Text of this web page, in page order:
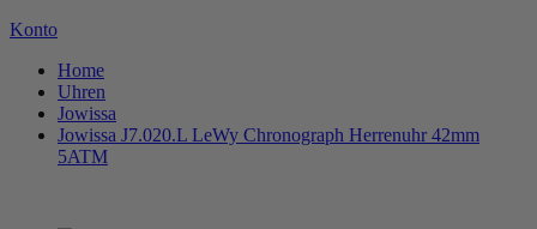
Konto
Home
Uhren
Jowissa
Jowissa J7.020.L LeWy Chronograph Herrenuhr 42mm
5ATM